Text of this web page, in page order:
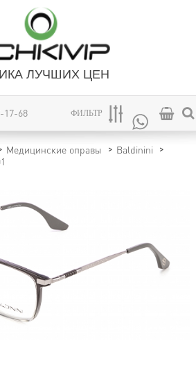
ЛУЧШИХ ЦЕН
17-68 ФИЛЬТР
Медицинские оправы
Baldinini